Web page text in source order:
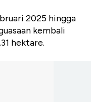
2025 hingga
kembali
hektare.